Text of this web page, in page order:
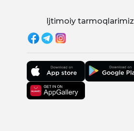
Ijtimoiy tarmoqlarimiz